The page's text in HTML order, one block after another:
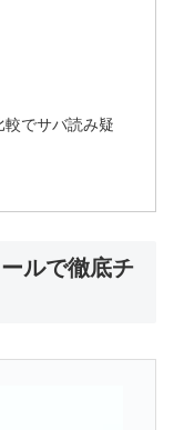
でサバ読み疑
ルで徹底チ